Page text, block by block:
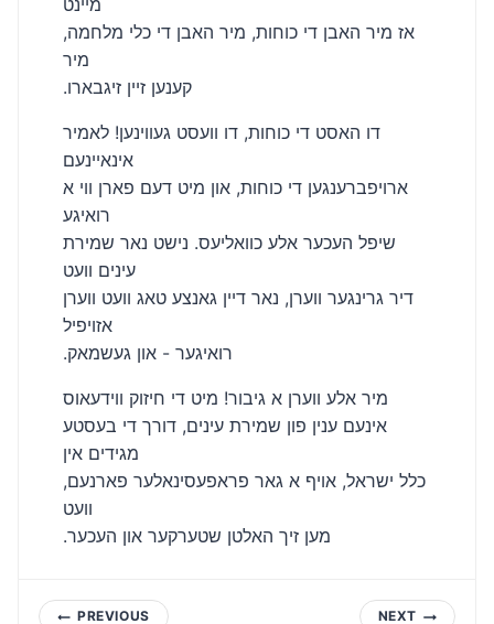
אז מיר האבן די כוחות, מיר האבן די כלי מלחמה,
מיר
.קענען זיין זיגבארו
דו האסט די כוחות, דו וועסט געווינען! לאמיר
אינאיינעם
ארויפברענגען די כוחות, און מיט דעם פארן ווי א
רואיגע
שיפל העכער אלע כוואליעס. נישט נאר שמירת
עינים וועט
דיר גרינגער ווערן, נאר דיין גאנצע טאג וועט ווערן
אזויפיל
.רואיגער - און געשמאק
מיר אלע ווערן א גיבור! מיט די חיזוק ווידעאוס
אינעם ענין פון שמירת עינים, דורך די בעסטע
מגידים אין
כלל ישראל, אויף א גאר פראפעסינאלער פארנעם,
וועט
.מען זיך האלטן שטערקער און העכער
PREVIOUS NEXT